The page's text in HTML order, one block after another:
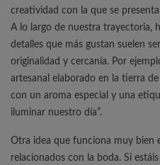
creatividad con la que se
A lo largo de nuestra trayectoria,
detalles que más gustan suelen
originalidad y cercanía. Por
artesanal elaborado en la tierra
con un aroma especial y una
iluminar nuestro día”.
Otra idea que funciona muy bien
relacionados con la boda. Si